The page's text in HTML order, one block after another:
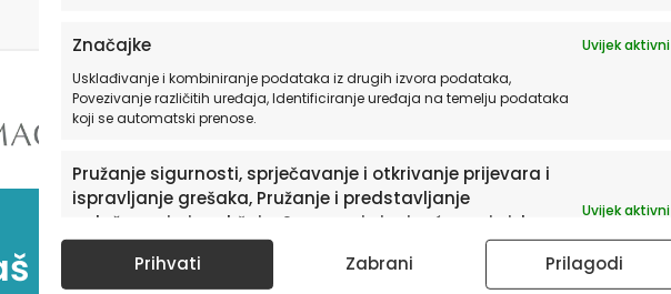
Značajke
Uvijek aktivni
Usklađivanje i kombiniranje podataka iz drugih izvora podataka,
Povezivanje različitih uređaja, Identificiranje uređaja na temelju podataka
koji se automatski prenose.
Pružanje sigurnosti, sprječavanje i otkrivanje prijevara i
ispravljanje grešaka, Pružanje i predstavljanje
oglašavanja i sadržaja, Spremanje i priopćavanje izbora
u pogledu privatnosti.
Uvijek aktivni
Prihvati Zabrani Prilagodi
Newsletter